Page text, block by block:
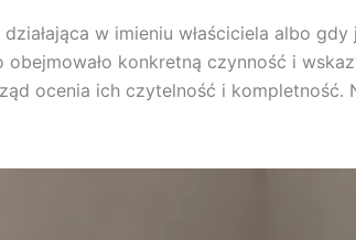
w imieniu właściciela albo
konkretną czynność i
ocenia ich czytelność i